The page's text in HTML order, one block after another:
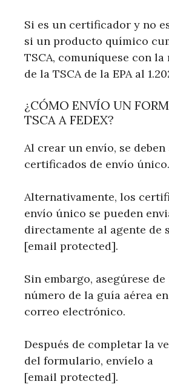
Si es un certificador y no
si un producto químico
TSCA, comuníquese con la
de la TSCA de la EPA al
¿CÓMO ENVÍO UN
TSCA A FEDEX?
Al crear un envío, se
certificados de envío único.
Alternativamente, los
envío único se pueden
directamente al agente de
[email protected].
Sin embargo, asegúrese
número de la guía aérea
correo electrónico.
Después de completar la
del formulario, envíelo a
[email protected].